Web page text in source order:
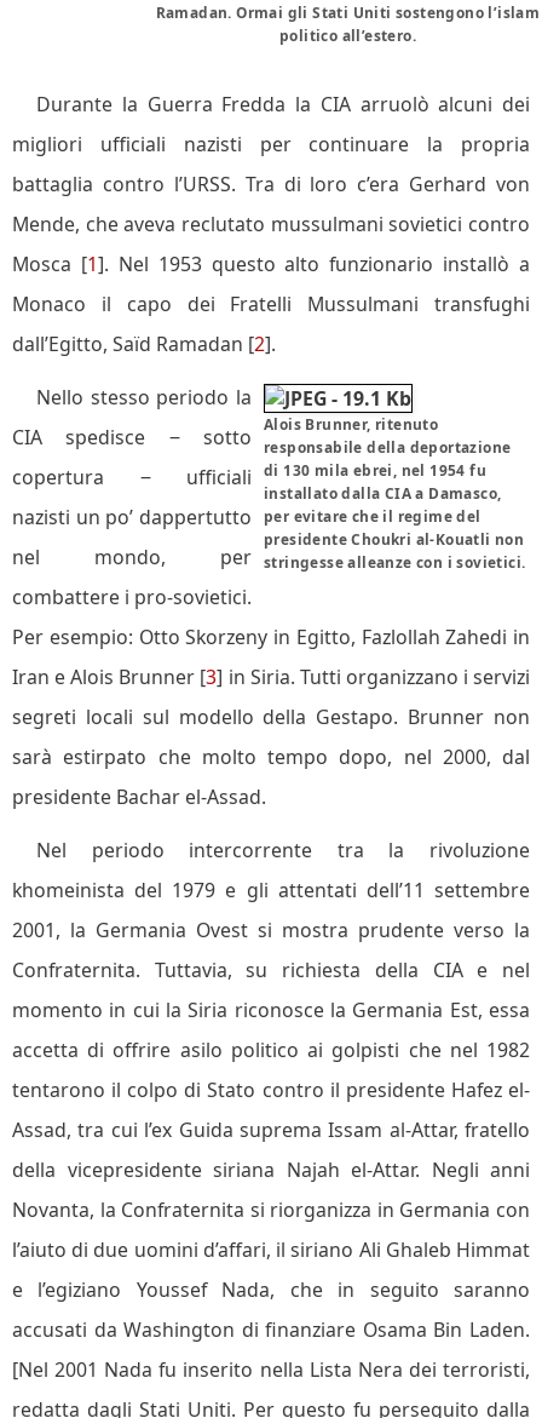
Ramadan. Ormai gli Stati Uniti sostengono l’islam
politico all’estero.
Durante la Guerra Fredda la CIA arruolò alcuni dei
migliori ufficiali nazisti per continuare la propria
battaglia contro l’URSS. Tra di loro c’era Gerhard von
Mende, che aveva reclutato mussulmani sovietici contro
Mosca [1]. Nel 1953 questo alto funzionario installò a
Monaco il capo dei Fratelli Mussulmani transfughi
dall’Egitto, Saïd Ramadan [2].
Alois Brunner, ritenuto
responsabile della deportazione
di 130 mila ebrei, nel 1954 fu
installato dalla CIA a Damasco,
per evitare che il regime del
presidente Choukri al-Kouatli non
stringesse alleanze con i sovietici.
Nello stesso periodo la
CIA spedisce ‒ sotto
copertura ‒ ufficiali
nazisti un po’ dappertutto
nel mondo, per
combattere i pro-sovietici.
Per esempio: Otto Skorzeny in Egitto, Fazlollah Zahedi in
Iran e Alois Brunner [3] in Siria. Tutti organizzano i servizi
segreti locali sul modello della Gestapo. Brunner non
sarà estirpato che molto tempo dopo, nel 2000, dal
presidente Bachar el-Assad.
Nel periodo intercorrente tra la rivoluzione
khomeinista del 1979 e gli attentati dell’11 settembre
2001, la Germania Ovest si mostra prudente verso la
Confraternita. Tuttavia, su richiesta della CIA e nel
momento in cui la Siria riconosce la Germania Est, essa
accetta di offrire asilo politico ai golpisti che nel 1982
tentarono il colpo di Stato contro il presidente Hafez el-
Assad, tra cui l’ex Guida suprema Issam al-Attar, fratello
della vicepresidente siriana Najah el-Attar. Negli anni
Novanta, la Confraternita si riorganizza in Germania con
l’aiuto di due uomini d’affari, il siriano Ali Ghaleb Himmat
e l’egiziano Youssef Nada, che in seguito saranno
accusati da Washington di finanziare Osama Bin Laden.
[Nel 2001 Nada fu inserito nella Lista Nera dei terroristi,
redatta dagli Stati Uniti. Per questo fu perseguito dalla